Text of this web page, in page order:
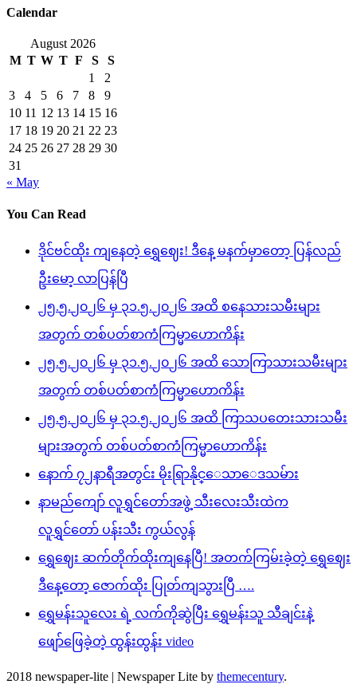
Calendar
August 2026
M T W T F S
S
1
2
3
4 5 6 7 8
9
10 11 12 13 14 15 16
17 18 19 20 21 22 23
24 25 26 27 28 29 30
31
« May
You Can Read
ဒိုင်ဗင်ထိုး ကျနေတဲ့ ရွှေဈေး! ဒီနေ့ မနက်မှာတော့ ပြန်လည်
ဦးမော့ လာပြန်ပြီ
၂၅.၅.၂၀၂၆ မှ ၃၁.၅.၂၀၂၆ အထိ စနေသားသမီးများ
အတွက် တစ်ပတ်စာကံကြမ္မာဟောကိန်း
၂၅.၅.၂၀၂၆ မှ ၃၁.၅.၂၀၂၆ အထိ သောကြာသားသမီးများ
အတွက် တစ်ပတ်စာကံကြမ္မာဟောကိန်း
၂၅.၅.၂၀၂၆ မှ ၃၁.၅.၂၀၂၆ အထိ ကြာသပတေးသားသမီး
များအတွက် တစ်ပတ်စာကံကြမ္မာဟောကိန်း
နောက် ၇၂နာရီအတွင်း မိုးရြာနိုင္ေသာေဒသမ်ား
နာမည်ကျော် လူရွှင်တော်အဖွဲ့ သီးလေးသီးထဲက
လူရွှင်တော် ပန်းသီး ကွယ်လွန်
ရွှေဈေး ဆက်တိုက်ထိုးကျနေပြီ! အတက်ကြမ်းခဲ့တဲ့ ရွှေဈေး
ဒီနေ့တော့ ဇောက်ထိုး ပြုတ်ကျသွားပြီ ….
ရွှေမန်းသူလေး ရဲ့ လက်ကိုဆွဲပြီး ရွှေမန်းသူ သီချင်းနဲ့
ဖျော်ဖြေခဲ့တဲ့ ထွန်းထွန်း video
2018 newspaper-lite | Newspaper Lite by themecentury.